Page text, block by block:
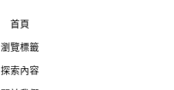
首頁
瀏覽標籤
探索內容